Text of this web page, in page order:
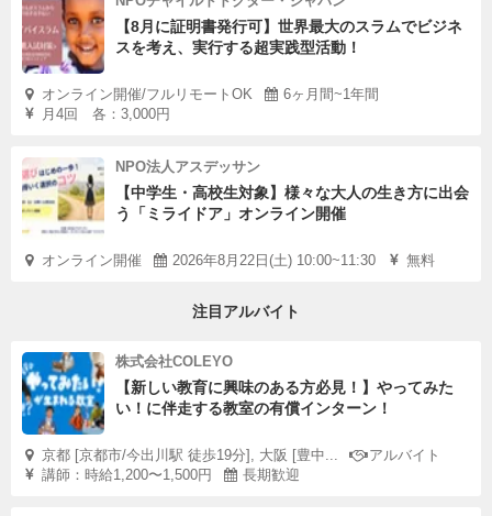
【8月に証明書発行可】世界最大のスラムでビジネ
スを考え、実行する超実践型活動！
オンライン開催/フルリモートOK
6ヶ月間~1年間
月4回 各：3,000円
NPO法人アスデッサン
【中学生・高校生対象】様々な大人の生き方に出会
う「ミライドア」オンライン開催
オンライン開催 2026年8月22日(土) 10:00~11:30 無料
注目アルバイト
株式会社COLEYO
【新しい教育に興味のある方必見！】やってみた
い！に伴走する教室の有償インターン！
京都 [京都市/今出川駅 徒歩19分], 大阪 [豊中...
アルバイト
講師：時給1,200〜1,500円
長期歓迎